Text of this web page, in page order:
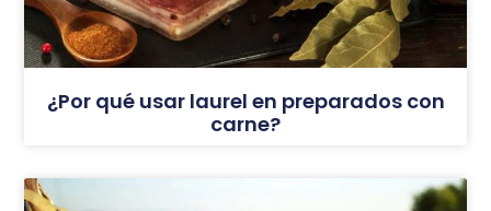
¿Por qué usar laurel en preparados con
carne?